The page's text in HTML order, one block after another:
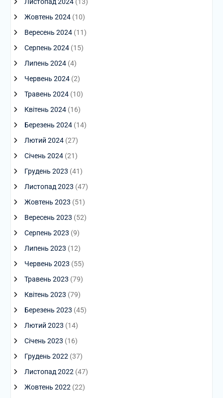
Жовтень 2024(10)
Вересень 2024(11)
Серпень 2024(15)
Липень 2024(4)
Червень 2024(2)
Травень 2024(10)
Квітень 2024(16)
Березень 2024(14)
Лютий 2024(27)
Січень 2024(21)
Грудень 2023 (41)
Листопад 2023 (47)
Жовтень 2023 (51)
Вересень 2023 (52)
Серпень 2023 (9)
Липень 2023 (12)
Червень 2023 (55)
Травень 2023 (79)
Квітень 2023 (79)
Березень 2023 (45)
Лютий 2023 (14)
Січень 2023 (16)
Грудень 2022 (37)
Листопад 2022 (47)
Жовтень 2022 (22)